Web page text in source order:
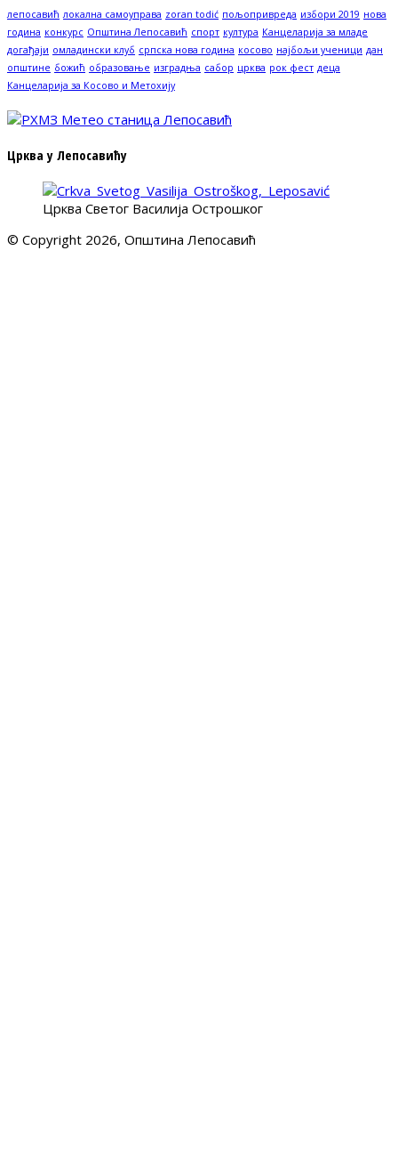
лепосавић локална самоуправа zoran todić пољопривреда избори 2019 нова
година конкурс Општина Лепосавић спорт култура Канцеларија за младе
догађаји омладински клуб српска нова година косово најбољи ученици дан
општине божић образовање изградња сабор црква рок фест деца
Канцеларија за Косово и Метохију
Црква у Лепосавићу
Црква Светог Василија Острошког
© Copyright 2026, Општина Лепосавић